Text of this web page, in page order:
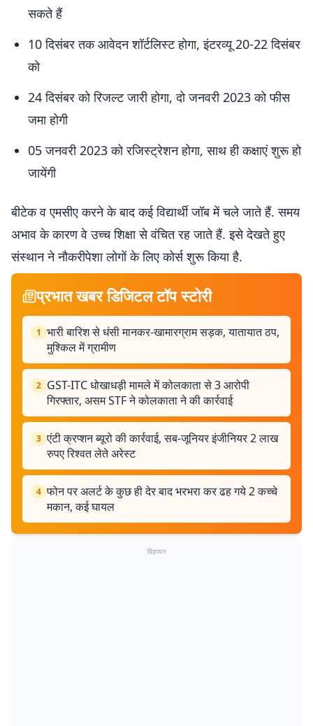
सकते हैं
10 दिसंबर तक आवेदन शॉर्टलिस्ट होगा, इंटरव्यू 20-22 दिसंबर
को
24 दिसंबर को रिजल्ट जारी होगा, दो जनवरी 2023 को फीस
जमा होगी
05 जनवरी 2023 को रजिस्ट्रेशन होगा, साथ ही कक्षाएं शुरू हो
जायेंगी
बीटेक व एमसीए करने के बाद कई विद्यार्थी जॉब में चले जाते हैं. समय
अभाव के कारण वे उच्च शिक्षा से वंचित रह जाते हैं. इसे देखते हुए
संस्थान ने नौकरीपेशा लोगों के लिए कोर्स शुरू किया है.
प्रभात खबर डिजिटल टॉप स्टोरी
1 भारी बारिश से धंसी मानकर-खामारग्राम सड़क, यातायात ठप,
मुश्किल में ग्रामीण
2 GST-ITC धोखाधड़ी मामले में कोलकाता से 3 आरोपी
गिरफ्तार, असम STF ने कोलकाता ने की कार्रवाई
3 एंटी क्रप्शन ब्यूरो की कार्रवाई, सब-जूनियर इंजीनियर 2 लाख
रुपए रिश्वत लेते अरेस्ट
4 फोन पर अलर्ट के कुछ ही देर बाद भरभरा कर ढह गये 2 कच्चे
मकान, कई घायल
विज्ञापन